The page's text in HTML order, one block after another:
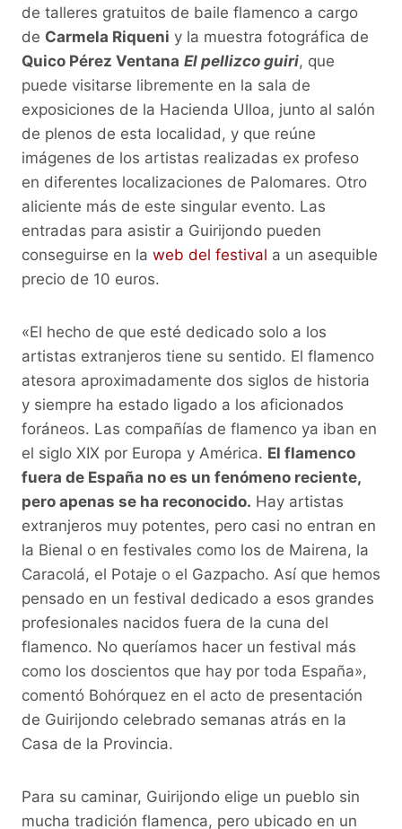
de talleres gratuitos de baile flamenco a cargo
de Carmela Riqueni y la muestra fotográfica de
Quico Pérez Ventana El pellizco guiri, que
puede visitarse libremente en la sala de
exposiciones de la Hacienda Ulloa, junto al salón
de plenos de esta localidad, y que reúne
imágenes de los artistas realizadas ex profeso
en diferentes localizaciones de Palomares. Otro
aliciente más de este singular evento. Las
entradas para asistir a Guirijondo pueden
conseguirse en la web del festival a un asequible
precio de 10 euros.
«El hecho de que esté dedicado solo a los
artistas extranjeros tiene su sentido. El flamenco
atesora aproximadamente dos siglos de historia
y siempre ha estado ligado a los aficionados
foráneos. Las compañías de flamenco ya iban en
el siglo XIX por Europa y América. El flamenco
fuera de España no es un fenómeno reciente,
pero apenas se ha reconocido. Hay artistas
extranjeros muy potentes, pero casi no entran en
la Bienal o en festivales como los de Mairena, la
Caracolá, el Potaje o el Gazpacho. Así que hemos
pensado en un festival dedicado a esos grandes
profesionales nacidos fuera de la cuna del
flamenco. No queríamos hacer un festival más
como los doscientos que hay por toda España»,
comentó Bohórquez en el acto de presentación
de Guirijondo celebrado semanas atrás en la
Casa de la Provincia.
Para su caminar, Guirijondo elige un pueblo sin
mucha tradición flamenca, pero ubicado en un